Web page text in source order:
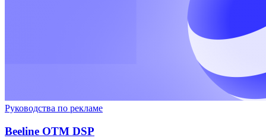
Руководства по рекламе
Beeline OTM DSP